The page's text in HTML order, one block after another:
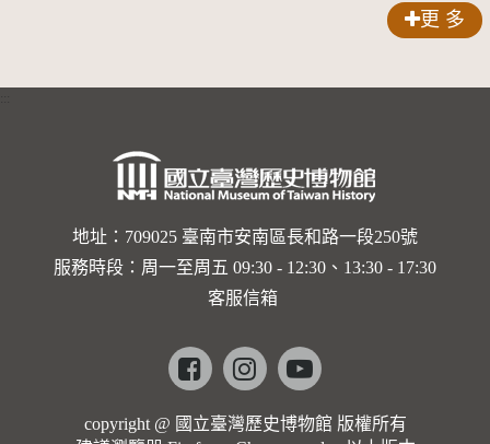
更 多
地址：709025 臺南市安南區長和路一段250號
服務時段：周一至周五 09:30 - 12:30、13:30 - 17:30
客服信箱
Facebookinstagramyoutube
copyright @ 國立臺灣歷史博物館 版權所有